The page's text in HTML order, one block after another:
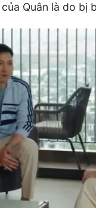
Quân là do bị